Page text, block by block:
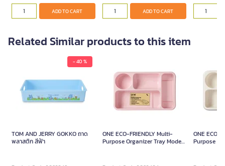
ADD TO CART ADD TO CART
Related Similar products to this item
- 40 %
TOM AND JERRY GOKKO ถาด
พลาสติก สีฟ้า
ONE ECO-FRIENDLY Multi-
Purpose Organizer Tray Model
ONE ECO-
Purpose